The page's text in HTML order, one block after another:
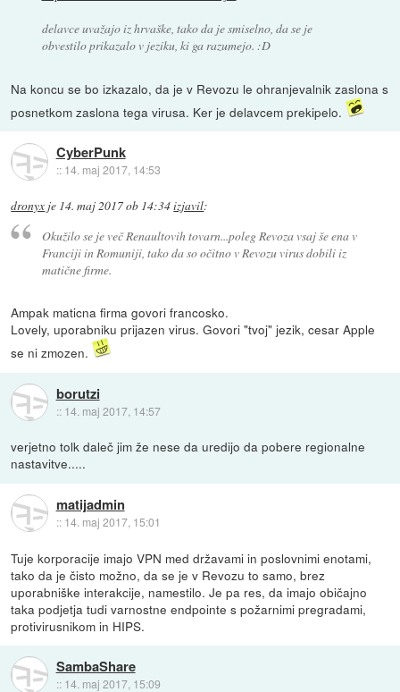
delavce uvažajo iz hrvaške, tako da je smiselno, da se je
obvestilo prikazalo v jeziku, ki ga razumejo. :D
Na koncu se bo izkazalo, da je v Revozu le ohranjevalnik zaslona s
posnetkom zaslona tega virusa. Ker je delavcem prekipelo.
CyberPunk
:: 14. maj 2017, 14:53
dronyx je 14. maj 2017 ob 14:34izjavil:
Okužilo se je več Renaultovih tovarn...poleg Revoza vsaj še ena v
Franciji in Romuniji, tako da so očitno v Revozu virus dobili iz
matične firme.
Ampak maticna firma govori francosko.
Lovely, uporabniku prijazen virus. Govori "tvoj" jezik, cesar Apple
se ni zmozen.
borutzi
:: 14. maj 2017, 14:57
verjetno tolk daleč jim že nese da uredijo da pobere regionalne
nastavitve.....
matijadmin
:: 14. maj 2017, 15:01
Tuje korporacije imajo VPN med državami in poslovnimi enotami,
tako da je čisto možno, da se je v Revozu to samo, brez
uporabniške interakcije, namestilo. Je pa res, da imajo običajno
taka podjetja tudi varnostne endpointe s požarnimi pregradami,
protivirusnikom in HIPS.
SambaShare
:: 14. maj 2017, 15:09